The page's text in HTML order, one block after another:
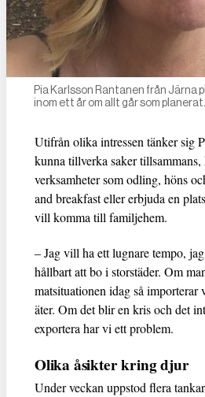
Pia Karlsson Rantanen från Järna
inom ett år om allt går som
Utifrån olika intressen tänker sig
kunna tillverka saker
verksamheter som odling, höns
and breakfast eller erbjuda en
vill komma till familjehem.
– Jag vill ha ett lugnare tempo,
hållbart att bo i storstäder. Om
matsituationen idag så importerar
äter. Om det blir en kris och det
exportera har vi ett problem.
Olika åsikter kring djur
Under veckan uppstod flera